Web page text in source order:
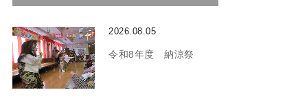
2026.08.05
令和8年度 納涼祭